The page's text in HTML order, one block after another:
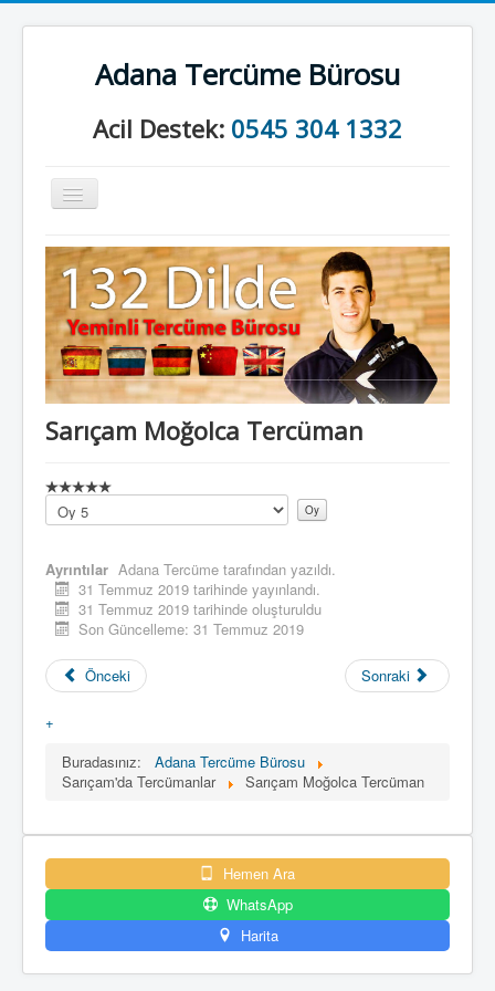
Adana Tercüme Bürosu
Acil Destek: 0545 304 1332
Gezinme
geçişini
Anasayfa
Kurumsal
Neler Yapıyoruz?
İletişim
Sarıçam Moğolca Tercüman
Lütfen
oylayın
Ayrıntılar Adana Tercüme tarafından yazıldı.
31 Temmuz 2019 tarihinde yayınlandı.
31 Temmuz 2019 tarihinde oluşturuldu
Son Güncelleme: 31 Temmuz 2019
Önceki Sonraki
+
Buradasınız:
Adana Tercüme Bürosu
Sarıçam'da Tercümanlar
Sarıçam Moğolca Tercüman
Hemen Ara
WhatsApp
Harita